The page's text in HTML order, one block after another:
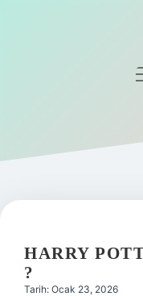
Gizlilik Politikası
Yasal Uyarı
HARRY
?
Tarih: Ocak 23, 2026